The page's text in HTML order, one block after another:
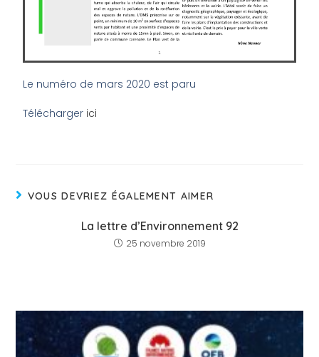
Le numéro de mars 2020 est paru
Télécharger ici
VOUS DEVRIEZ ÉGALEMENT AIMER
La lettre d’Environnement 92
25 novembre 2019